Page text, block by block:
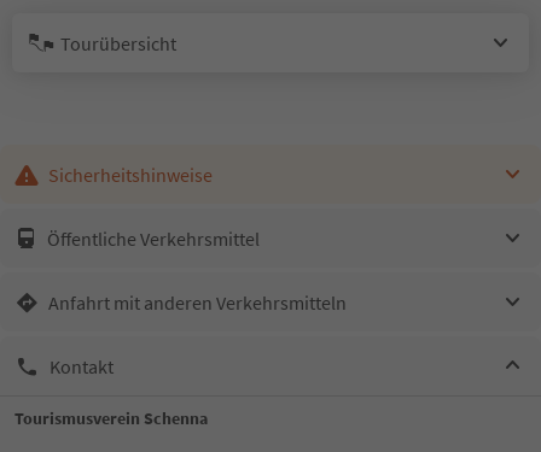
Tourübersicht
Sicherheitshinweise
Öffentliche Verkehrsmittel
Anfahrt mit anderen Verkehrsmitteln
Kontakt
Tourismusverein Schenna